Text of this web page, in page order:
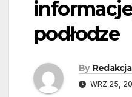
podłodze
By Redakcja
WRZ 25,